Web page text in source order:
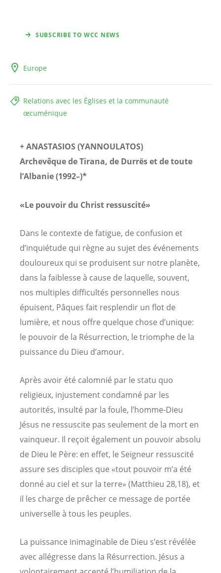
SUBSCRIBE TO WCC NEWS
Europe
Relations avec les Églises et la communauté
œcuménique
+ ANASTASIOS (YANNOULATOS)
Archevêque de Tirana, de Durrës et de toute
l’Albanie (1992–)*
«Le pouvoir du Christ ressuscité»
Dans le contexte de fatigue, de confusion et
d’inquiétude qui règne au sujet des événements
douloureux qui se produisent sur notre planète,
dans la faiblesse à cause de laquelle, souvent,
nos multiples difficultés personnelles nous
épuisent, Pâques fait resplendir un flot de
lumière, et nous offre quelque chose d’unique:
le pouvoir de la Résurrection, le triomphe de la
puissance du Dieu d’amour.
Après avoir été calomnié par le statu quo
religieux, injustement condamné par les
autorités, insulté par la foule, l’homme-Dieu
Jésus ne ressuscite pas seulement de la mort en
vainqueur. Il reçoit également un pouvoir absolu
de Dieu le Père: en effet, le Seigneur ressuscité
assure ses disciples que «tout pouvoir m’a été
donné au ciel et sur la terre» (Matthieu 28,18), et
il les charge de prêcher ce message de portée
universelle à tous les peuples.
La puissance inimaginable de Dieu s’est révélée
avec allégresse dans la Résurrection. Jésus a